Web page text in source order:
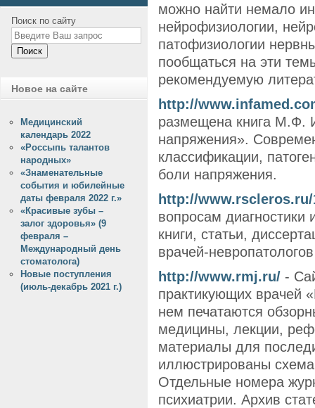
можно найти немало
нейрофизиологии,
патофизиологии
пообщаться на эти
рекомендуемую
http://
размещена книга М.Ф.
напряжения».
классификации,
боли напряжения.
http://www.rscleros.ru/
вопросам диагностики
книги, статьи,
врачей-
http://www.rmj.ru/ -
практикующих врачей
нем печатаются
медицины, лекции,
материалы для
иллюстрированы
Отдельные номера
психиатрии. Архив
Поиск по сайту
Поиск
Новое на сайте
Медицинский
календарь 2022
«Россыпь талантов
народных»
«Знаменательные
события и юбилейные
даты февраля 2022 г.»
«Красивые зубы –
залог здоровья» (9
февраля –
Международный день
стоматолога)
Новые поступления
(июль-декабрь 2021 г.)